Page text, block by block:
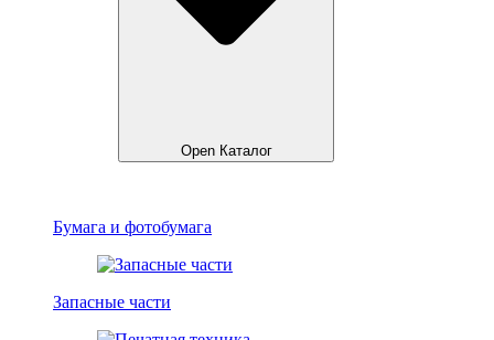
Open Каталог
Бумага и фотобумага
Запасные части